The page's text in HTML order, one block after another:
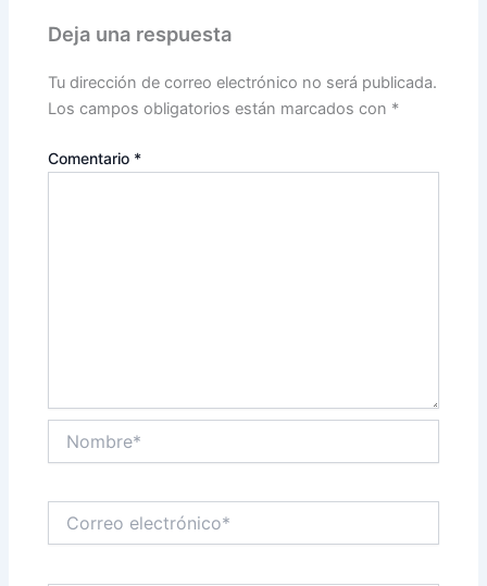
Deja una respuesta
Tu dirección de correo electrónico no será publicada.
Los campos obligatorios están marcados con *
Comentario *
electrónico*